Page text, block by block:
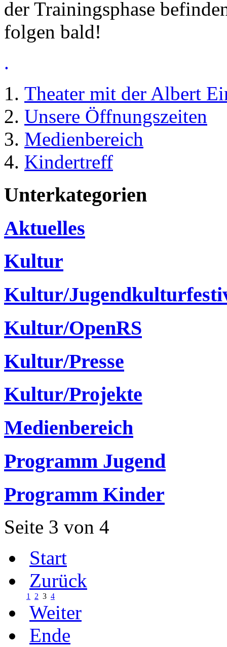
der Trainingsphase
folgen bald!
.
Theater mit der Albert
Unsere Öffnungszeiten
Medienbereich
Kindertreff
Unterkategorien
Aktuelles
Kultur
Kultur/
Kultur/OpenRS
Kultur/Presse
Kultur/Projekte
Medienbereich
Programm Jugend
Programm Kinder
Seite 3 von 4
Start
Zurück
1 2 3 4
Weiter
Ende